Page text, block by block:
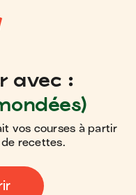
avec :
vos courses à partir
recettes.